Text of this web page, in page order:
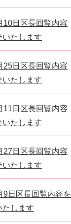
10日区長回覧内容
いたします
25日区長回覧内容
いたします
11日区長回覧内容
いたします
27日区長回覧内容
いたします
9日区長回覧内容を
たします